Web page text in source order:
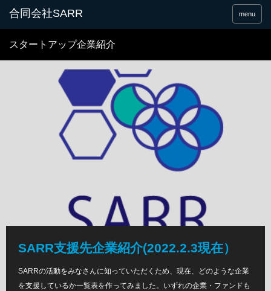
合同会社SARR menu
スタートアップ企業紹介
SARR支援先企業紹介(2022.2.3現在）
SARRの活動をみなさんに知っていただくため、現在、どのような企業
を支援しているか一覧表を作ってみました。いずれの企業・ファンドも